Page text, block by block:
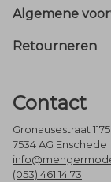
Footer
Algemene
Retourneren
Contact
Gronausestraat 1175
7534 AG Enschede
(053) 461 14 73